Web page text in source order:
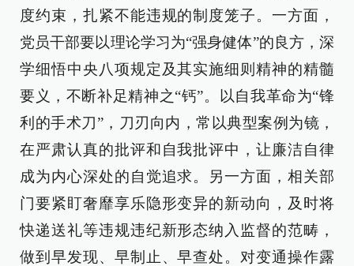
度约束，扎紧不能违规的制度笼子。一方面，
党员干部要以理论学习为“强身健体”的良方，深
学细悟中央八项规定及其实施细则精神的精髓
要义，不断补足精神之“钙”。以自我革命为“锋
利的手术刀”，刀刃向内，常以典型案例为镜，
在严肃认真的批评和自我批评中，让廉洁自律
成为内心深处的自觉追求。另一方面，相关部
门要紧盯奢靡享乐隐形变异的新动向，及时将
快递送礼等违规违纪新形态纳入监督的范畴，
做到早发现、早制止、早查处。对变通操作露